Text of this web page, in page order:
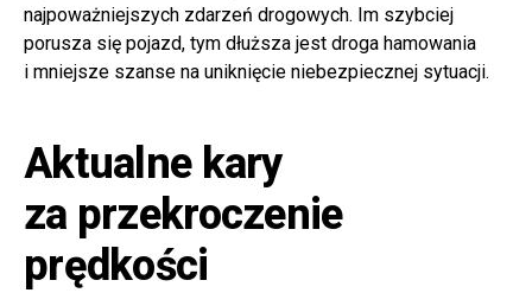
najpoważniejszych zdarzeń drogowych. Im szybciej
porusza się pojazd, tym dłuższa jest droga hamowania
i mniejsze szanse na uniknięcie niebezpiecznej sytuacji.
Aktualne kary
za przekroczenie
prędkości